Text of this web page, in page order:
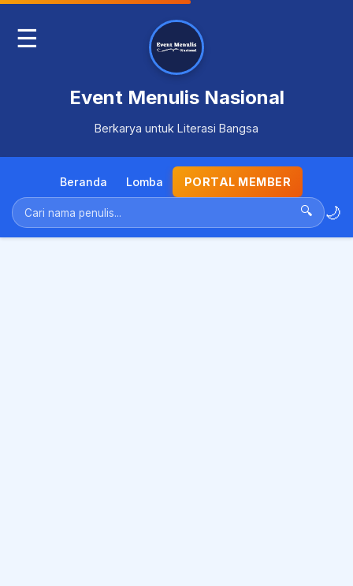
☰
Event Menulis Nasional
Berkarya untuk Literasi Bangsa
Beranda Lomba PORTAL MEMBER
🔍 🌙